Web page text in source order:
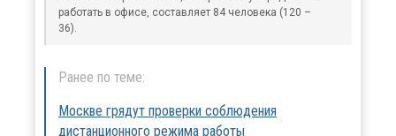
работать в офисе, составляет 84 человека (120 –
36).
Ранее по теме:
Москве грядут проверки соблюдения
дистанционного режима работы